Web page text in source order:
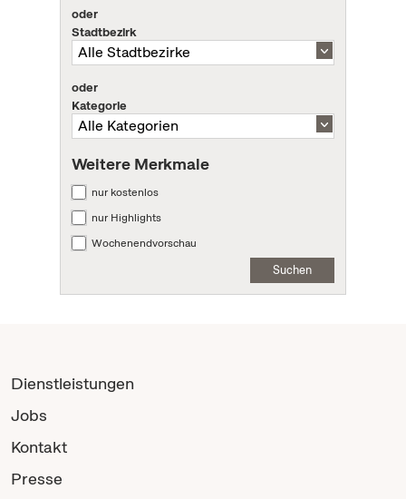
oder
Stadtbezirk
oder
Kategorie
Weitere Merkmale
nur kostenlos
nur Highlights
Wochenendvorschau
Suchen
Dienstleistungen
Jobs
Kontakt
Presse